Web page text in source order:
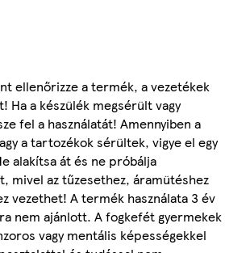
ellenőrizze a termék, a vezetékek
Ha a készülék megsérült vagy
fel a használatát! Amennyiben a
a tartozékok sérültek, vigye el egy
alakítsa át és ne próbálja
mivel az tűzesethez, áramütéshez
vezethet! A termék használata 3 év
nem ajánlott. A fogkefét gyermekek
vagy mentális képességekkel